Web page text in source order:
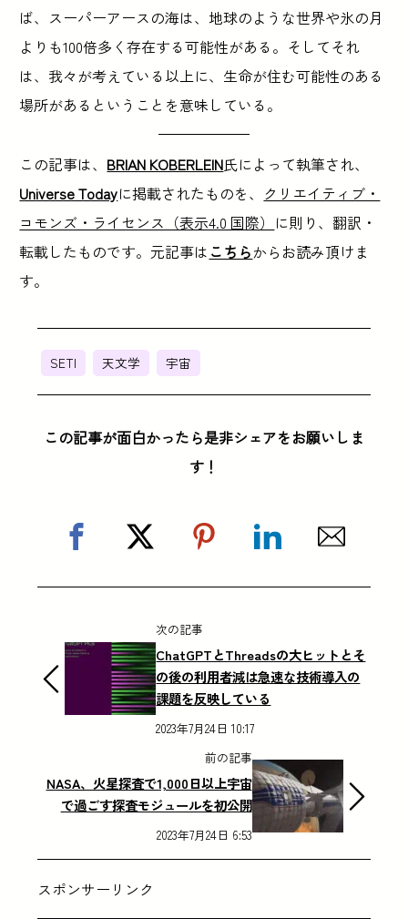
ば、スーパーアースの海は、地球のような世界や氷の月
よりも100倍多く存在する可能性がある。そしてそれ
は、我々が考えている以上に、生命が住む可能性のある
場所があるということを意味している。
この記事は、 BRIAN KOBERLEIN氏によって執筆され、
Universe Todayに掲載されたものを、
クリエイティブ・
コモンズ・ライセンス（表示4.0 国際） に則り、翻訳・
転載したものです。元記事は こちらからお読み頂けま
す。
SETI 天文学 宇宙
この記事が面白かったら是非シェアをお願いしま
す！
次の記事
ChatGPTとThreadsの大ヒットとそ
の後の利用者減は急速な技術導入の
課題を反映している
2023年7月24日 10:17
前の記事
NASA、火星探査で1,000日以上宇宙
で過ごす探査モジュールを初公開
2023年7月24日 6:53
スポンサーリンク